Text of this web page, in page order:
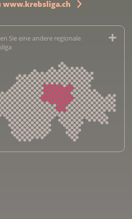
www.krebsliga.ch
Sie eine andere regionale